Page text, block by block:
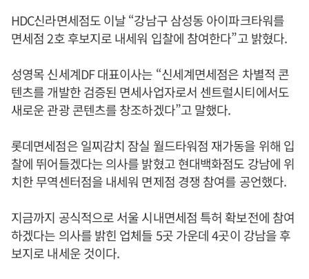
HDC신라면세점도 이날 “강남구 삼성동 아이파크타워를
면세점 2호 후보지로 내세워 입찰에 참여한다”고 밝혔다.
성영목 신세계DF 대표이사는 “신세계면세점은 차별적 콘
텐츠를 개발한 검증된 면세사업자로서 센트럴시티에서도
새로운 관광 콘텐츠를 창조하겠다”고 말했다.
롯데면세점은 일찌감치 잠실 월드타워점 재가동을 위해 입
찰에 뛰어들겠다는 의사를 밝혔고 현대백화점도 강남에 위
치한 무역센터점을 내세워 면제점 경쟁 참여를 공언했다.
지금까지 공식적으로 서울 시내면세점 특허 확보전에 참여
하겠다는 의사를 밝힌 업체들 5곳 가운데 4곳이 강남을 후
보지로 내세운 것이다.